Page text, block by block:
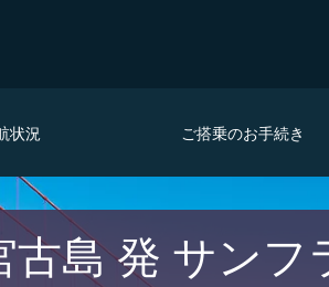
状況 ご搭乗のお手続き
島 発 サン